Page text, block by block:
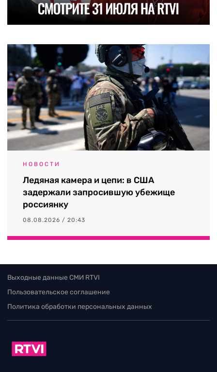
НОВОСТИ
Ледяная камера и цепи: в США
задержали запросившую убежище
россиянку
08.08.2026 / 20:43
Выходные данные СМИ RTVI
Пользовательское соглашение
Политика обработки персональных данных